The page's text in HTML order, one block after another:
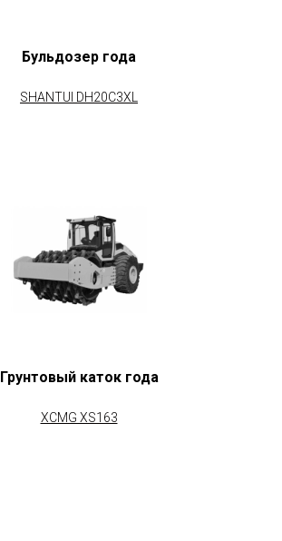
Бульдозер года
SHANTUI DH20C3XL
Грунтовый каток года
XCMG XS163